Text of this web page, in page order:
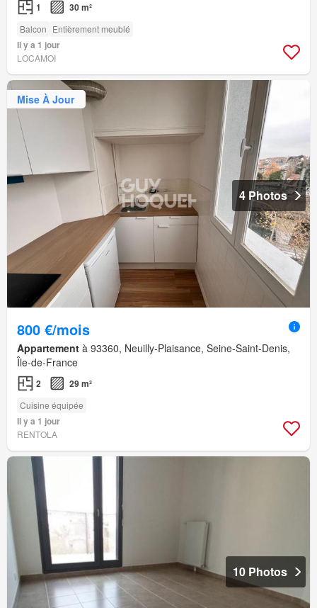
1 30 m²
Balcon Entièrement meublé
Il y a 1 jour
LOCAMOI
Mise À Jour
4 Photos
800 €/mois
Appartement à 93360, Neuilly-Plaisance, Seine-Saint-Denis,
Île-de-France
2 29 m²
Cuisine équipée
Il y a 1 jour
RENTOLA
10 Photos